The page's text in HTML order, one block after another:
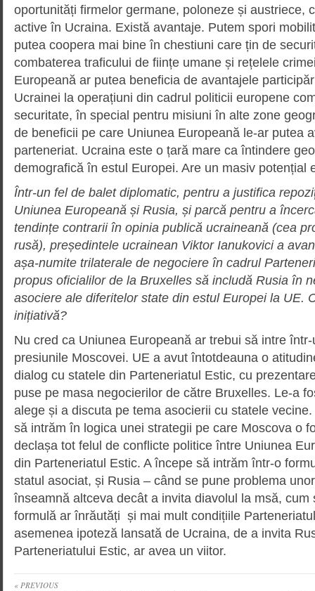
oportunități firmelor germane, poloneze și austriece,
active în Ucraina. Există avantaje. Putem spori
putea coopera mai bine în chestiuni care țin de
combaterea traficului de ființe umane și rețelele
Europeană ar putea beneficia de avantajele
Ucrainei la operațiuni din cadrul politicii europene
securitate, în special pentru misiuni în alte zone
de beneficii pe care Uniunea Europeană le-ar putea
parteneriat. Ucraina este o țară mare ca întindere
demografică în estul Europei. Are un masiv potențial
Într-un fel de balet diplomatic, pentru a justifica
Uniunea Europeană și Rusia, și parcă pentru a
tendințe contrarii în opinia publică ucraineană (cea
rusă), președintele ucrainean Viktor Ianukovici a
așa-numite trilaterale de negociere în cadrul
propus oficialilor de la Bruxelles să includă Rusia în
asociere ale diferitelor state din estul Europei la UE.
inițiativă?
Nu cred ca Uniunea Europeană ar trebui să intre
presiunile Moscovei. UE a avut întotdeauna o
dialog cu statele din Parteneriatul Estic, cu
puse pe masa negocierilor de către Bruxelles. Le-a
alege și a discuta pe tema asocierii cu statele
să intrăm în logica unei strategii pe care Moscova o
declașa tot felul de conflicte politice între Uniunea
din Parteneriatul Estic. A începe să intrăm într-o
statul asociat, și Rusia – când se pune problema
înseamnă altceva decât a invita diavolul la msă, cum
formulă ar înrăutăți și mai mult condițiile
asemenea ipoteză lansată de Ucraina, de a invita
Parteneriatului Estic, ar avea un viitor.
« PREVIOUS